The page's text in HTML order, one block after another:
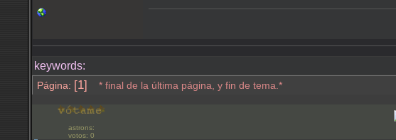
keywords:
Página: [1] * final de la última página, y fin de tema.*
astrons:
votos: 0